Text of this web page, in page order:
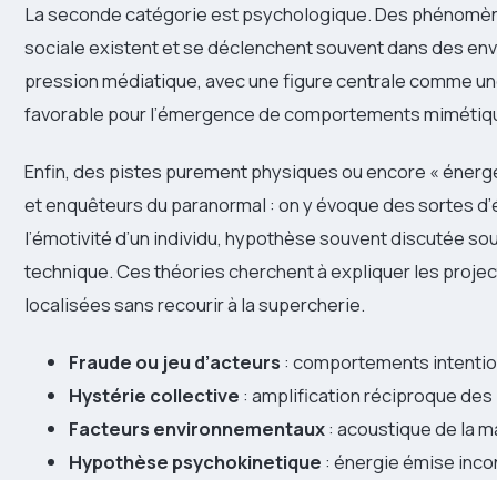
La seconde catégorie est psychologique. Des
sociale existent et se déclenchent souvent dans des
pression médiatique, avec une figure centrale comme
favorable pour l’émergence de comportements
Enfin, des pistes purement physiques ou encore «
et enquêteurs du paranormal : on y évoque des sortes
l’émotivité d’un individu, hypothèse souvent discutée
technique. Ces théories cherchent à expliquer les
localisées sans recourir à la supercherie.
Fraude ou jeu d’acteurs : comportements
Hystérie collective : amplification réciproque des
Facteurs environnementaux: acoustique de la
Hypothèse psychokinetique : énergie émise